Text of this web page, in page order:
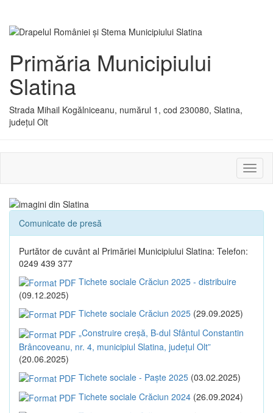
Primăria Municipiului
Slatina
Strada Mihail Kogălniceanu, numărul 1, cod 230080, Slatina,
județul Olt
sau
Comunicate de presă
Purtător de cuvânt al Primăriei Municipiului Slatina: Telefon:
0249 439 377
Tichete sociale Crăciun 2025 - distribuire
(09.12.2025)
Tichete sociale Crăciun 2025 (29.09.2025)
„Construire creșă, B-dul Sfântul Constantin
Brâncoveanu, nr. 4, municipiul Slatina, județul Olt”
(20.06.2025)
Tichete sociale - Paște 2025 (03.02.2025)
Tichete sociale Crăciun 2024 (26.09.2024)